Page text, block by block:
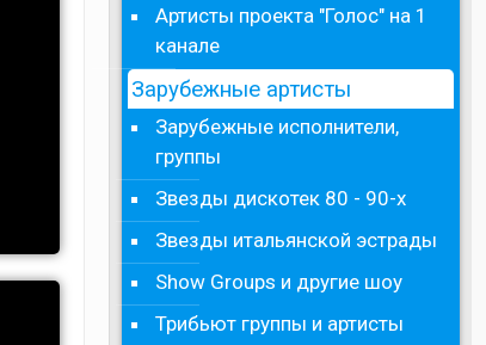
Артисты проекта "Голос" на 1
канале
Зарубежные артисты
Зарубежные исполнители,
группы
Звезды дискотек 80 - 90-х
Звезды итальянской эстрады
Show Groups и другие шоу
Трибьют группы и артисты